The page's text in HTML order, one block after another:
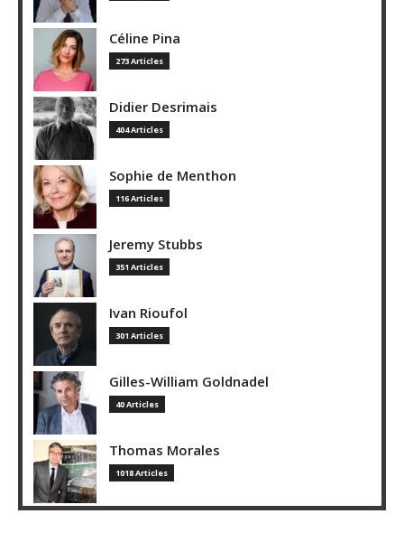
Céline Pina
273 Articles
Didier Desrimais
404 Articles
Sophie de Menthon
116 Articles
Jeremy Stubbs
351 Articles
Ivan Rioufol
301 Articles
Gilles-William Goldnadel
40 Articles
Thomas Morales
1018 Articles